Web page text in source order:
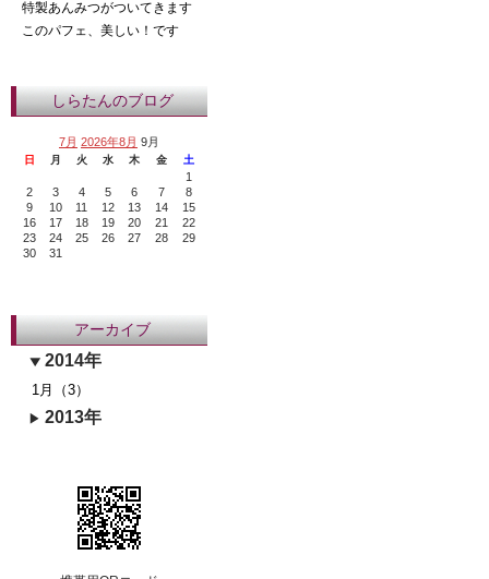
特製あんみつがついてきます
このパフェ、美しい！です
しらたんのブログ
7月 2026年8月 9月
日 月 火 水 木 金 土
1
2
3 4 5 6 7
8
9
10 11 12 13 14
15
16
17 18 19 20 21
22
23
24 25 26 27 28
29
30
31
アーカイブ
2014年
1月（3）
2013年